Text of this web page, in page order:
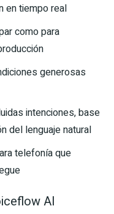
en tiempo real
como para
generosas
intenciones, base
del lenguaje natural
telefonía que
AI